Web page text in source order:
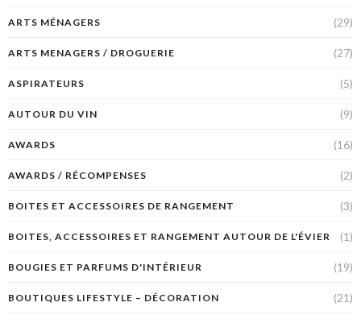
ARTS MÉNAGERS (29)
ARTS MENAGERS / DROGUERIE (27)
ASPIRATEURS (5)
AUTOUR DU VIN (9)
AWARDS (16)
AWARDS / RÉCOMPENSES (2)
BOITES ET ACCESSOIRES DE RANGEMENT (3)
BOITES, ACCESSOIRES ET RANGEMENT AUTOUR DE L'ÉVIER (1)
BOUGIES ET PARFUMS D'INTÉRIEUR (19)
BOUTIQUES LIFESTYLE – DÉCORATION (21)